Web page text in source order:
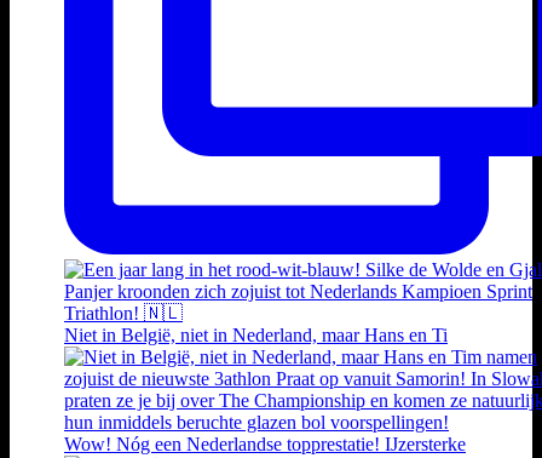
Niet in België, niet in Nederland, maar Hans en Ti
Wow! Nóg een Nederlandse topprestatie! IJzersterke